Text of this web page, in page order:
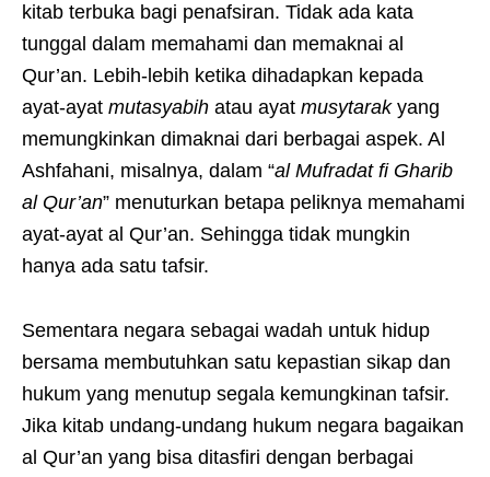
kitab terbuka bagi penafsiran. Tidak ada kata
tunggal dalam memahami dan memaknai al
Qur’an. Lebih-lebih ketika dihadapkan kepada
ayat-ayat mutasyabih atau ayat musytarakyang
memungkinkan dimaknai dari berbagai aspek. Al
Ashfahani, misalnya, dalam “al Mufradat fi Gharib
al Qur’an” menuturkan betapa peliknya memahami
ayat-ayat al Qur’an. Sehingga tidak mungkin
hanya ada satu tafsir.
Sementara negara sebagai wadah untuk hidup
bersama membutuhkan satu kepastian sikap dan
hukum yang menutup segala kemungkinan tafsir.
Jika kitab undang-undang hukum negara bagaikan
al Qur’an yang bisa ditasfiri dengan berbagai